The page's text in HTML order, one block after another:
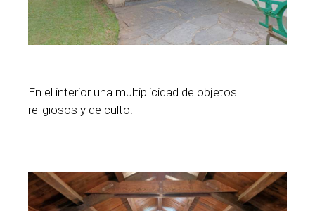
En el interior una multiplicidad de objetos
religiosos y de culto.